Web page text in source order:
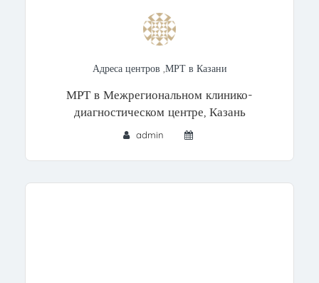
Адреса центров ,МРТ в Казани
МРТ в Межрегиональном клинико-
диагностическом центре, Казань
admin